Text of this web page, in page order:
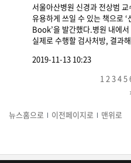
서울아산병원 신경과 전상범
유용하게 쓰일 수 있는 책으로
Book’을 발간했다.병원 내에
실제로 수행할 검사처방, 결과해
2019-11-13 10:23
1 2 34 5
뉴스홈으로 이전페이지로 맨위로